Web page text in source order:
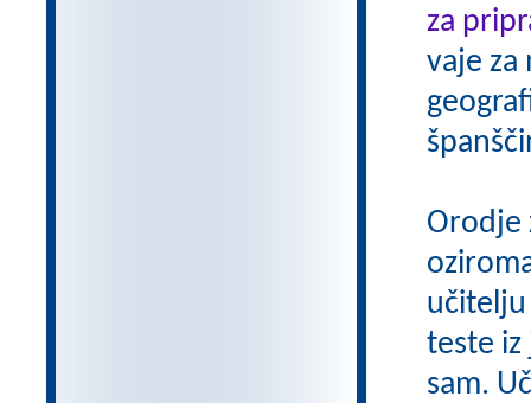
za
vaje za
Orodje
učitelju
teste iz
sam.